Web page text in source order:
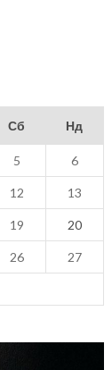
Сб Нд
5 6
12 13
19 20
26 27